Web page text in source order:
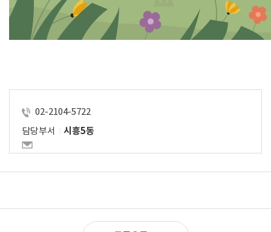
02-2104-5722
담당부서
시흥5동